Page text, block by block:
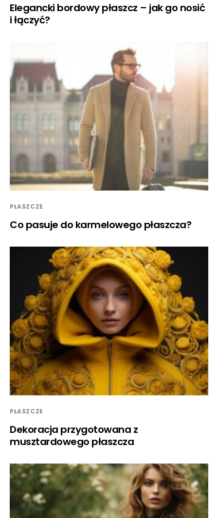
Elegancki bordowy płaszcz – jak go nosić
i łączyć?
PŁASZCZE
Co pasuje do karmelowego płaszcza?
PŁASZCZE
Dekoracja przygotowana z
musztardowego płaszcza